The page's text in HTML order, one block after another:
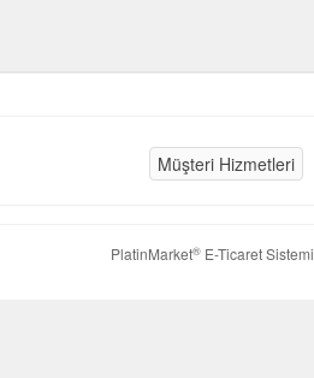
Müşteri Hizmetleri
PlatinMarket®E-Ticaret Sistemi